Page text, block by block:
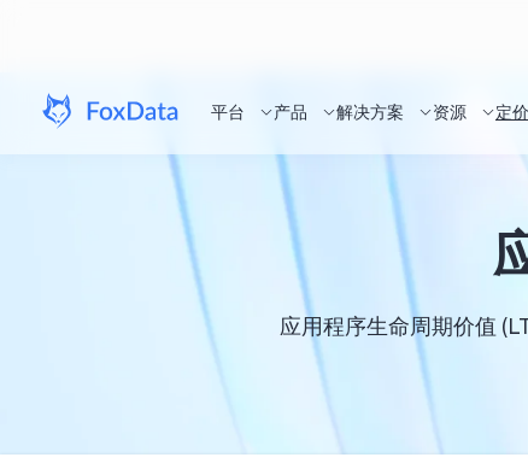
平台 产品 解决方案 资源 定价
应用程序生命周期价值